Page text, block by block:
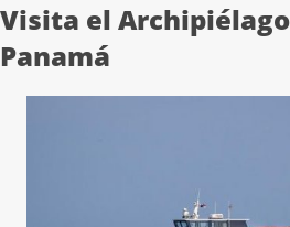
Visita el
Panamá